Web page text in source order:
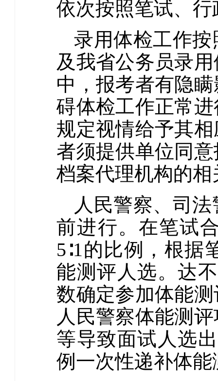
依次按照笔试、
录用体检工作
及我省公务员录
中，报考者有隐
碍体检工作正常
规定视情给予其
者须提供单位同
档案代理机构的
人民警察、司
前进行。在笔试
5∶1的比例，根据
能测评人选。达
数确定参加体能
人民警察体能测
等导致面试人选
例一次性递补体